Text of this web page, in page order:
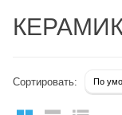
Сортировать: